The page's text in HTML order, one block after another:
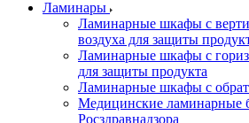
Ламинары
Ламинарные шкафы с
воздуха для защиты
Ламинарные шкафы с
для защиты продукта
Ламинарные шкафы с
Медицинские ламинарные
Росздравнадзора